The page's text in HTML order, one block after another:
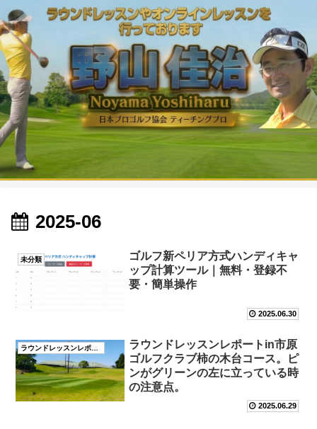
2025-06
未分類
ゴルフ新ペリア方式ハンディキャ
ップ計算ツール｜無料・登録不
要・簡単操作
2025.06.30
ラウンドレッスンレポート
ラウンドレッスンレポートin市原
ゴルフクラブ柿の木台コース。ピ
ンがグリーンの左に立っている時
の注意点。
2025.06.29